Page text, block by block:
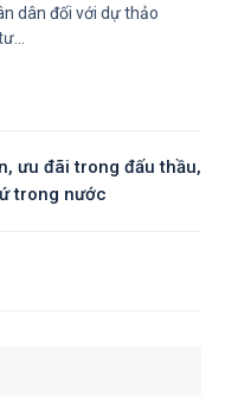
dân đối với dự thảo
ưu đãi trong đấu thầu,
trong nước